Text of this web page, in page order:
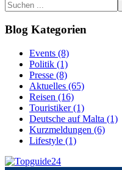
Blog Kategorien
Events (8)
Politik (1)
Presse (8)
Aktuelles (65)
Reisen (16)
Touristiker (1)
Deutsche auf Malta (1)
Kurzmeldungen (6)
Lifestyle (1)